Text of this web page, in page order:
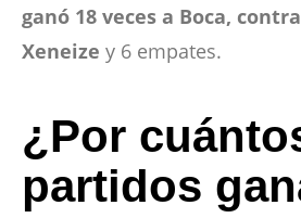
ganó 18 veces a Boca,
Xeneize y 6 empates.
¿Por
partidos